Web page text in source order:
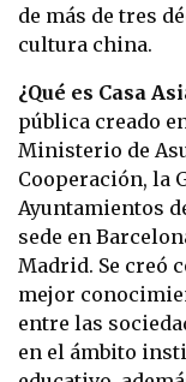
de más de tres
cultura china.
¿Qué es Casa
pública creado
Ministerio de
Cooperación, la
Ayuntamientos
sede en
Madrid. Se creó
mejor
entre las
en el ámbito